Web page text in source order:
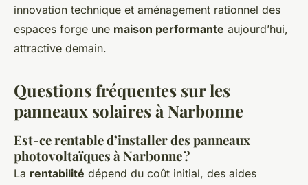
innovation technique et aménagement rationnel des
espaces forge une maison performante aujourd’hui,
attractive demain.
Questions fréquentes sur les
panneaux solaires à Narbonne
Est-ce rentable d’installer des panneaux
photovoltaïques à Narbonne ?
La rentabilité dépend du coût initial, des aides